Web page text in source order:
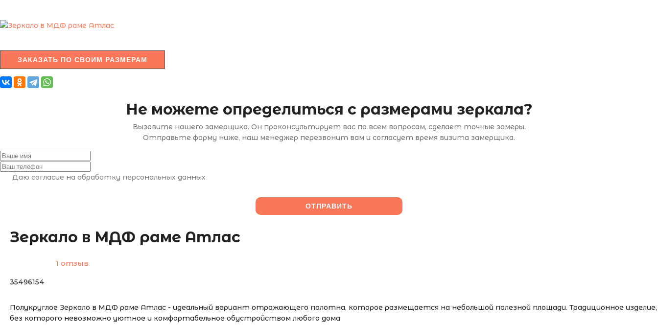
ЗАКАЗАТЬ ПО СВОИМ РАЗМЕРАМ
Не можете определиться с размерами зеркала?
Вызовите нашего замерщика. Он проконсультирует вас по всем вопросам, сделает точные замеры.
Отправьте форму ниже, наш менеджер перезвонит вам и согласует время визита замерщика.
Даю согласие на обработку персональных данных
Зеркало в МДФ раме Атлас
1 отзыв
35496154
Полукруглое Зеркало в МДФ раме Атлас - идеальный вариант отражающего полотна, которое размещается на небольшой полезной площади. Традиционное изделие,
без которого невозможно уютное и комфортабельное обустройством любого дома